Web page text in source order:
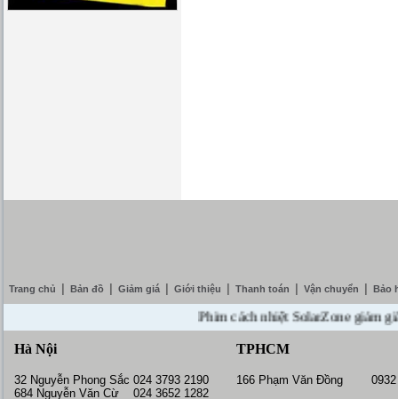
Trang chủ Bản đồ Giảm giá Giới thiệu Thanh toán Vận chuyển Bảo
Phim cách nhiệt SolarZone giảm giá
Hà Nội
32 Nguyễn Phong Sắc 024 3793 2190
684 Nguyễn Văn Cừ 024 3652 1282
TPHCM
166 Phạm Văn Đồng 0932